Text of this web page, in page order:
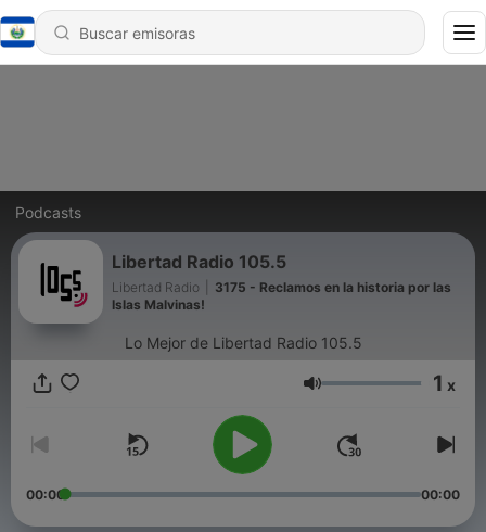
Podcasts
Libertad Radio 105.5
Libertad Radio
3175 - Reclamos en la historia por las
Islas Malvinas!
Lo Mejor de Libertad Radio 105.5
Volumen 1 x
00:00 00:00